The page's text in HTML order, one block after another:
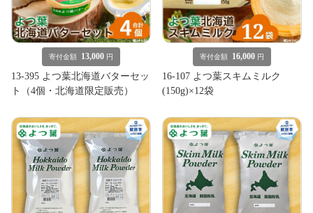
寄付金額 13,000 円
13-395 よつ葉北海道バターセッ
ト（4個・北海道限定販売）
寄付金額 16,000 円
16-107 よつ葉スキムミルク
(150g)×12袋